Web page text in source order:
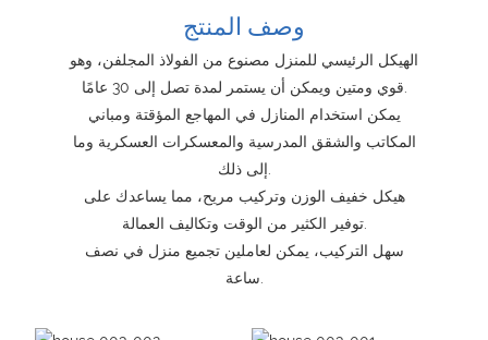
وصف المنتج
الهيكل الرئيسي للمنزل مصنوع من الفولاذ المجلفن، وهو
يمكن استخدام المنازل في المهاجع المؤقتة ومباني
المكاتب والشقق المدرسية والمعسكرات العسكرية وما
هيكل خفيف الوزن وتركيب مريح، مما يساعدك على
توفير الكثير من الوقت وتكاليف العمالة.
سهل التركيب، يمكن لعاملين تجميع منزل في نصف